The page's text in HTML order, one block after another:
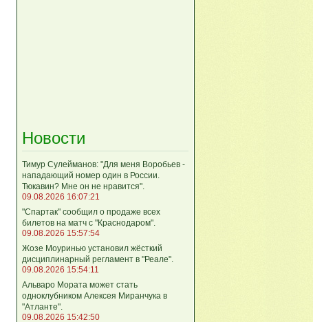
Новости
Тимур Сулейманов: "Для меня Воробьев -
нападающий номер один в России.
Тюкавин? Мне он не нравится".
09.08.2026 16:07:21
"Спартак" сообщил о продаже всех
билетов на матч с "Краснодаром".
09.08.2026 15:57:54
Жозе Моуринью установил жёсткий
дисциплинарный регламент в "Реале".
09.08.2026 15:54:11
Альваро Мората может стать
одноклубником Алексея Миранчука в
"Атланте".
09.08.2026 15:42:50